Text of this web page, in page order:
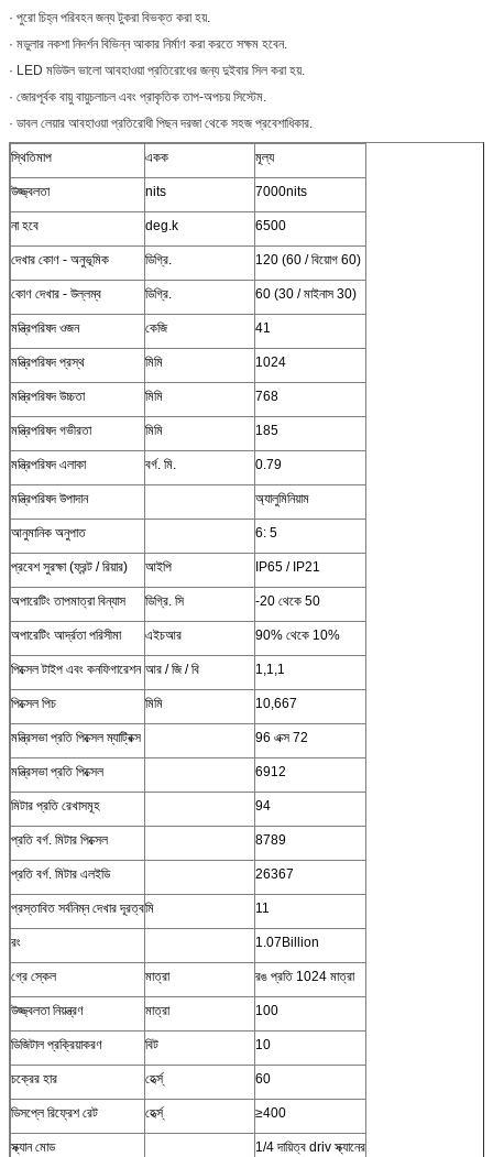
· পুরো চিহ্ন পরিবহন জন্য টুকরা বিভক্ত করা হয়.
· মডুলার নকশা নিদর্শন বিভিন্ন আকার নির্মাণ করা করতে সক্ষম হবেন.
· LED মডিউল ভালো আবহাওয়া প্রতিরোধের জন্য দুইবার সিল করা হয়.
· জোরপূর্বক বায়ু বায়ুচলাচল এবং প্রাকৃতিক তাপ-অপচয় সিস্টেম.
· ডাবল লেয়ার আবহাওয়া প্রতিরোধী পিছন দরজা থেকে সহজ প্রবেশাধিকার.
স্থিতিমাপ একক মূল্য
উজ্জ্বলতা nits 7000nits
না হবে deg.k 6500
দেখার কোণ - অনুভূমিক ডিগ্রি. 120 (60 / বিয়োগ 60)
কোণ দেখার - উল্লম্ব ডিগ্রি. 60 (30 / মাইনাস 30)
মন্ত্রিপরিষদ ওজন কেজি 41
মন্ত্রিপরিষদ প্রস্থ মিমি 1024
মন্ত্রিপরিষদ উচ্চতা মিমি 768
মন্ত্রিপরিষদ গভীরতা মিমি 185
মন্ত্রিপরিষদ এলাকা বর্গ. মি. 0.79
মন্ত্রিপরিষদ উপাদান অ্যালুমিনিয়াম
আনুমানিক অনুপাত 6: 5
প্রবেশ সুরক্ষা (ফ্রন্ট / রিয়ার) আইপি IP65 / IP21
অপারেটিং তাপমাত্রা বিন্যাস ডিগ্রি. সি -20 থেকে 50
অপারেটিং আর্দ্রতা পরিসীমা এইচআর 90% থেকে 10%
পিক্সেল টাইপ এবং কনফিগারেশন আর / জি / বি 1,1,1
পিক্সেল পিচ মিমি 10,667
মন্ত্রিসভা প্রতি পিক্সেল ম্যাট্রিক্স 96 এক্স 72
মন্ত্রিসভা প্রতি পিক্সেল 6912
মিটার প্রতি রেখাসমূহ 94
প্রতি বর্গ. মিটার পিক্সেল 8789
প্রতি বর্গ. মিটার এলইডি 26367
প্রস্তাবিত সর্বনিম্ন দেখার দূরত্বমি 11
রং 1.07Billion
গ্রে স্কেল মাত্রা রঙ প্রতি 1024 মাত্রা
উজ্জ্বলতা নিয়ন্ত্রণ মাত্রা 100
ডিজিটাল প্রক্রিয়াকরণ বিট 10
চক্রের হার হের্ত্স্ 60
ডিসপ্লে রিফ্রেশ রেট হের্ত্স্ ≥400
স্ক্যান মোড 1/4 দায়িত্ব driv স্ক্যানের